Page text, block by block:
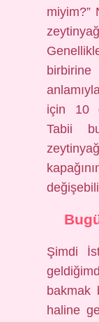
miyim?”
birbirine
için 10
Tabii
Şimdi
bakmak
haline